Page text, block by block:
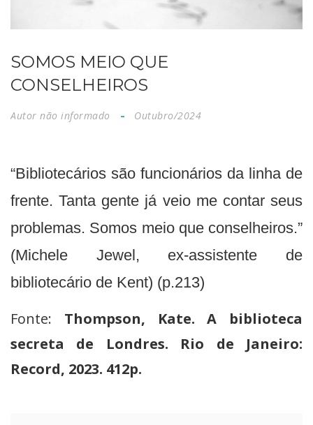
SOMOS MEIO QUE
CONSELHEIROS
Autor não informado Outubro/2024
“Bibliotecários são funcionários da linha de
frente. Tanta gente já veio me contar seus
problemas. Somos meio que conselheiros.”
(Michele Jewel, ex-assistente de
bibliotecário de Kent) (p.213)
Fonte: Thompson, Kate. A biblioteca
secreta de Londres. Rio de Janeiro:
Record, 2023. 412p.